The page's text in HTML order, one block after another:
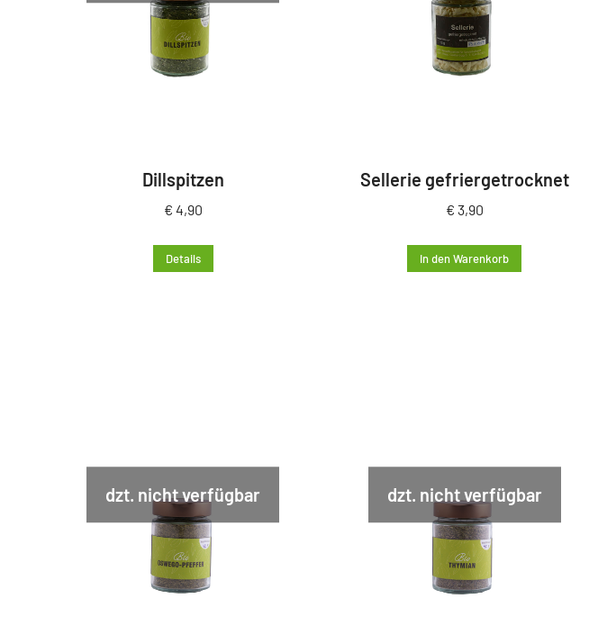
Dillspitzen
€ 4,90
Details
Sellerie gefriergetrocknet
€ 3,90
In den Warenkorb
dzt. nicht verfügbar dzt. nicht verfügbar